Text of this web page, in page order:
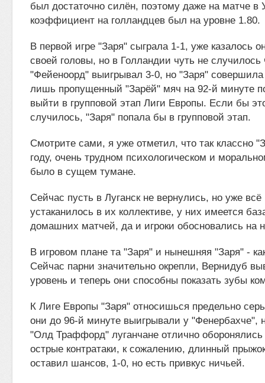
был достаточно силён, поэтому даже на матче в
коэффициент на голландцев был на уровне 1.80.
В первой игре "Заря" сыграла 1-1, уже казалось
своей головы, но в Голландии чуть не случилось
"Фейеноорд" выигрывал 3-0, но "Заря"
лишь пропущенный "Зарёй" мяч на 92-й минуте
выйти в групповой этап Лиги Европы. Если бы
случилось, "Заря" попала бы в групповой этап.
Смотрите сами, я уже отметил, что так классно
году, очень трудном психологическом и
было в сущем тумане.
Сейчас пусть в Луганск не вернулись, но уже
устаканилось в их коллективе, у них имеется
домашних матчей, да и игроки обосновались на
В игровом плане та "Заря" и нынешняя "Заря" -
Сейчас парни значительно окрепли, Вернидуб
уровень и теперь они способны показать зубы
К Лиге Европы "Заря" относишься предельно
они до 96-й минуте выигрывали у "Фенербахче",
"Олд Траффорд" луганчане отлично
острые контратаки, к сожалению, длинный
оставил шансов, 1-0, но есть привкус ничьей.